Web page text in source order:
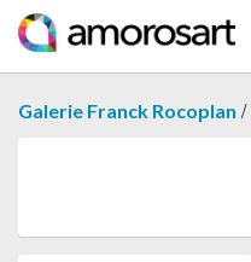
Galerie Franck Rocoplan /